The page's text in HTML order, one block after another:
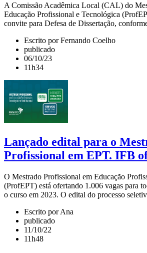
A Comissão Acadêmica Local (CAL) do
Educação Profissional e Tecnológica
convite para Defesa de Dissertação,
Escrito por Fernando Coelho
publicado
06/10/23
11h34
Lançado edital para o
Profissional em EPT. IFB
O Mestrado Profissional em Educação
(ProfEPT) está ofertando 1.006 vagas para
o curso em 2023. O edital do processo
Escrito por Ana
publicado
11/10/22
11h48